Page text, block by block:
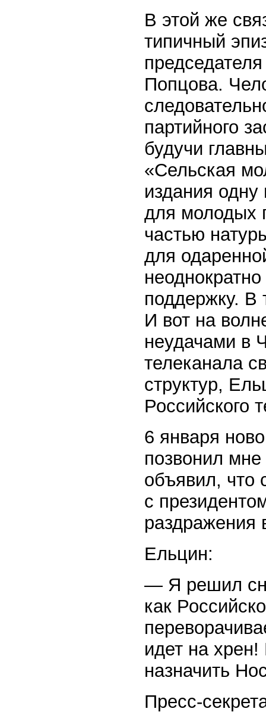
В этой же
типичный
Попцова.
партийного
будучи
«Сельская
издания одну
для молодых
частью
для
поддержку. В
И вот на
неудачами в
телеканала
структур,
Российского
6 января
позвонил
объявил, что
с
раздражения
Ельцин:
— Я решил
как
идет на
назначить
Пресс-